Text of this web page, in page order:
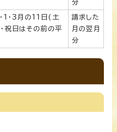
分
1・3月の11日(土
祝日はその前の平
請求した
月の翌月
分